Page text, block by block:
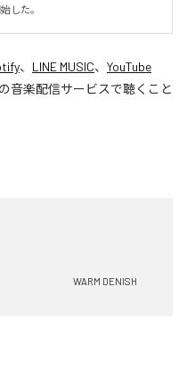
した。
、 LINE MUSIC、 YouTube
音楽配信サービスで聴くこと
WARM DENISH